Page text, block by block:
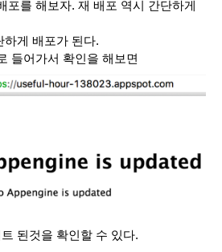
포를 해보자. 재 배포 역시 간단하게
하게 배포가 된다.
들어가서 확인을 해보면
된것을 확인할 수 있다.